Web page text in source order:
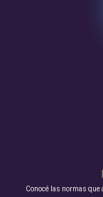
Conocé las normas